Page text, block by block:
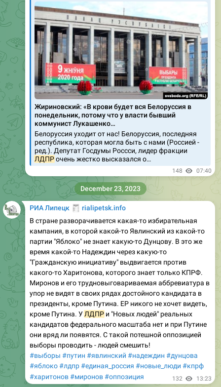
Жириновский: «В крови будет вся Белоруссия в
понедельник, потому что у власти бывший
коммунист Лукашенко…
Белоруссия уходит от нас! Белоруссия, последняя
республика, которая могла быть с нами (Россией -
ред.). Депутат Госдумы Россси, лидер фракции
ЛДПРочень жестко высказался о…
148 07:40
РИА Липецк
🧾rialipetsk.info
В стране разворачивается какая-то избирательная
кампания, в которой какой-то Явлинский из какой-то
партии "Яблоко" не знает какую-то Дунцову. В это же
время какой-то Надеждин через какую-то
"Гражданскую инициативу" выдвигается против
какого-то Харитонова, которого знает только КПРФ.
Миронов и его трудновыговариваемая аббревиатура в
упор не видят в своих рядах достойного кандидата в
президенты, кроме Путина. ЕР никого не хочет видеть,
кроме Путина. У ЛДПР и "Новых людей" реальных
кандидатов федерального масштаба нет и при Путине
они вряд ли появятся. С такой потешной оппозицией
выборы проводить - людей смешить!
#выборы #путин #явлинский #надеждин #дунцова
#яблоко#лдпр#единая_россия #новые_люди #кпрф
#харитонов#миронов#оппозиция 132 13:23
December 23, 2023